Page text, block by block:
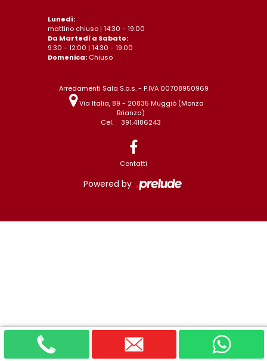
Lunedì:
mattino chiuso | 14:30 - 19:00
Da Martedì a Sabato:
9:30 - 12:00 | 14:30 - 19:00
Domenica: Chiuso
Arredamenti Sala S.a.s. - P.IVA 00708950969
Via Italia, 89 - 20835 Muggiò (Monza
Brianza)
Cel.
391.4186243
Contatti
Powered by